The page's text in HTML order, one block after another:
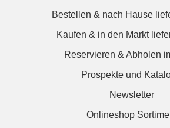
Bestellen & nach Hause
Kaufen & in den Markt
Reservieren & Abholen
Prospekte und
Newsletter
Onlineshop